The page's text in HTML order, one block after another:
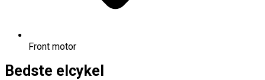
Front motor
Bedste elcykel